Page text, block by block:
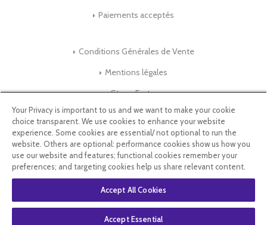
Paiements acceptés
Conditions Générales de Vente
Mentions légales
Store-Factory
Qui Sommes nous ?
Parrainage
Blog & Conseils
Select Language
Your Privacy is important to us and we want to make your cookie
choice transparent. We use cookies to enhance your website
experience. Some cookies are essential/ not optional to run the
website. Others are optional: performance cookies show us how you
use our website and features; functional cookies remember your
preferences; and targeting cookies help us share relevant content.
Accept All Cookies
Accept Essential